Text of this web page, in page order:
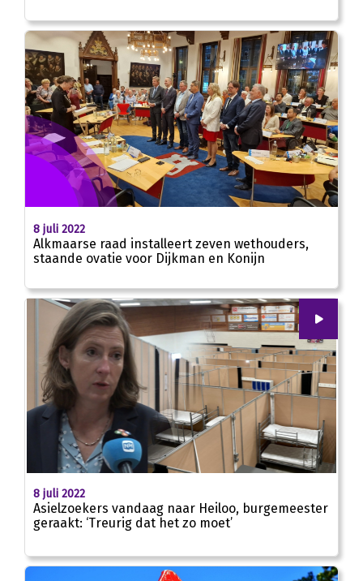
8 juli 2022
Alkmaarse raad installeert zeven wethouders,
staande ovatie voor Dijkman en Konijn
00:00
8 juli 2022
Asielzoekers vandaag naar Heiloo, burgemeester
geraakt: ‘Treurig dat het zo moet’